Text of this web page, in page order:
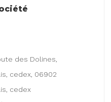
des Dolines,
cedex, 06902
cedex